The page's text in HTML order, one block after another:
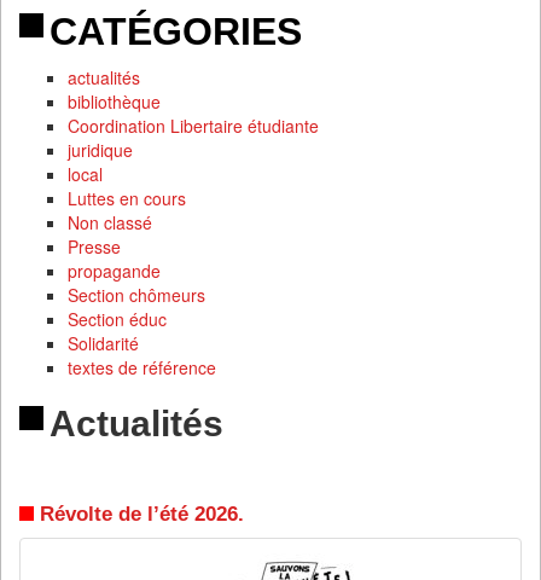
CATÉGORIES
actualités
bibliothèque
Coordination Libertaire étudiante
juridique
local
Luttes en cours
Non classé
Presse
propagande
Section chômeurs
Section éduc
Solidarité
textes de référence
Actualités
Révolte de l’été 2026.